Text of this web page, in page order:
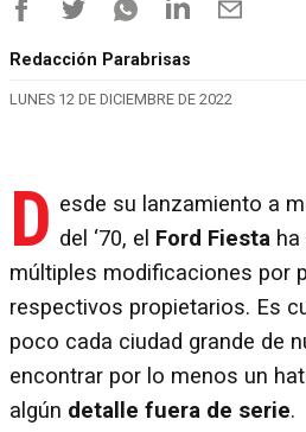
Redacción Parabrisas
LUNES 12 DE DICIEMBRE DE 2022
D esde su lanzamiento a
del ‘70, el Ford Fiesta
múltiples modificaciones por
respectivos propietarios. Es
poco cada ciudad grande de
encontrar por lo menos un
algún detalle fuera de serie.